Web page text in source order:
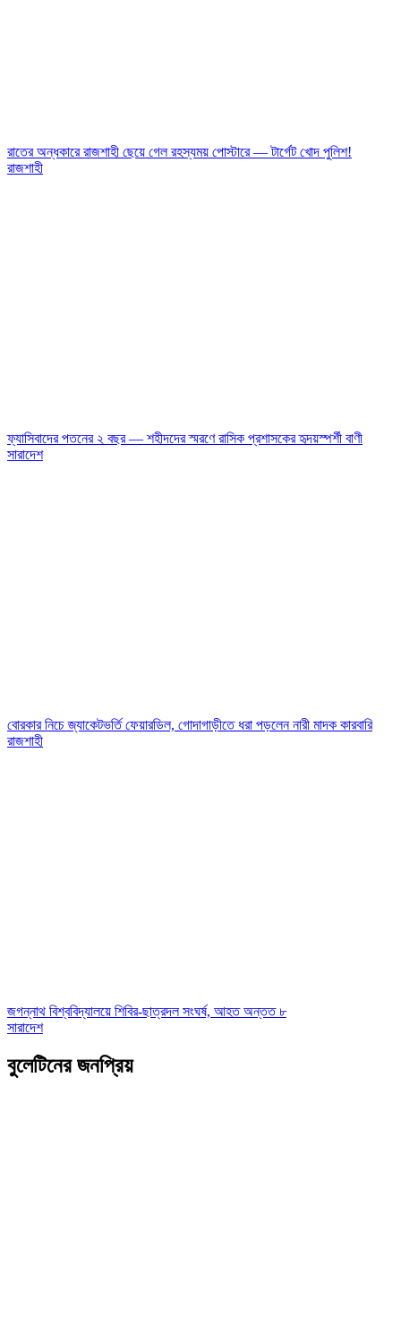
রাতের অন্ধকারে রাজশাহী ছেয়ে গেল রহস্যময় পোস্টারে — টার্গেট খোদ পুলিশ!
রাজশাহী
ফ্যাসিবাদের পতনের ২ বছর — শহীদদের স্মরণে রাসিক প্রশাসকের হৃদয়স্পর্শী বাণী
সারাদেশ
বোরকার নিচে জ্যাকেটভর্তি ফেয়ারডিল, গোদাগাড়ীতে ধরা পড়লেন নারী মাদক কারবারি
রাজশাহী
জগন্নাথ বিশ্ববিদ্যালয়ে শিবির-ছাত্রদল সংঘর্ষ, আহত অন্তত ৮
সারাদেশ
বুলেটিনের জনপ্রিয়